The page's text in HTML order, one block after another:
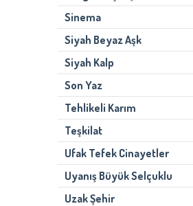
Sinema
Siyah Beyaz Aşk
Siyah Kalp
Son Yaz
Tehlikeli Karım
Teşkilat
Ufak Tefek Cinayetler
Uyanış Büyük Selçuklu
Uzak Şehir